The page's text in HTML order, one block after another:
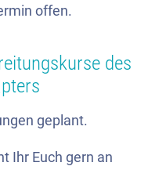
offen.
des
geplant.
Ihr Euch gern an